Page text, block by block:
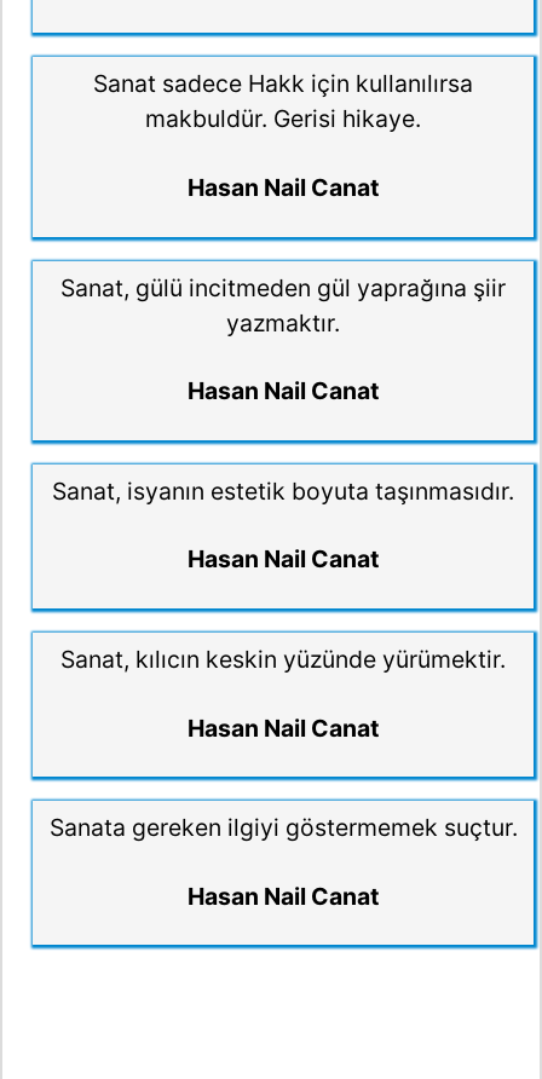
Sanat sadece Hakk için kullanılırsa
makbuldür. Gerisi hikaye.
Hasan Nail Canat
Sanat, gülü incitmeden gül yaprağına şiir
yazmaktır.
Hasan Nail Canat
Sanat, isyanın estetik boyuta taşınmasıdır.
Hasan Nail Canat
Sanat, kılıcın keskin yüzünde yürümektir.
Hasan Nail Canat
Sanata gereken ilgiyi göstermemek suçtur.
Hasan Nail Canat